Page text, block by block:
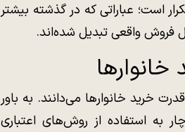
در حال تکرار است؛ عباراتی که در گذشته بیشتر
فروش واقعی تبدیل شده‌اند.
خرید خانوار‌ها می‌دانند. به باور
به استفاده از روش‌های اعتباری